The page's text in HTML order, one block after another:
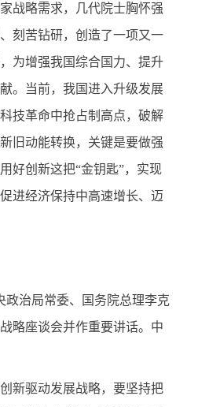
战略需求，几代院士胸怀强
刻苦钻研，创造了一项又一
为增强我国综合国力、提升
。当前，我国进入升级发展
技革命中抢占制高点，破解
旧动能转换，关键是要做强
好创新这把“金钥匙”，实现
进经济保持中高速增长、迈
治局常委、国务院总理李克
略座谈会并作重要讲话。中
驱动发展战略，要坚持把